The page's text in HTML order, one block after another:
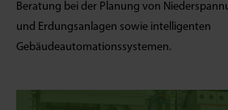
Beratung bei der Planung von
und Erdungsanlagen sowie intelligenten
Gebäudeautomationssystemen.